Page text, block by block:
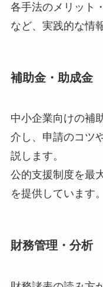
各手法のメリット
など、実践的な情
補助金・助成金
中小企業向けの補
介し、申請のコツ
説します。
公的支援制度を最
を提供しています。
財務管理・分析